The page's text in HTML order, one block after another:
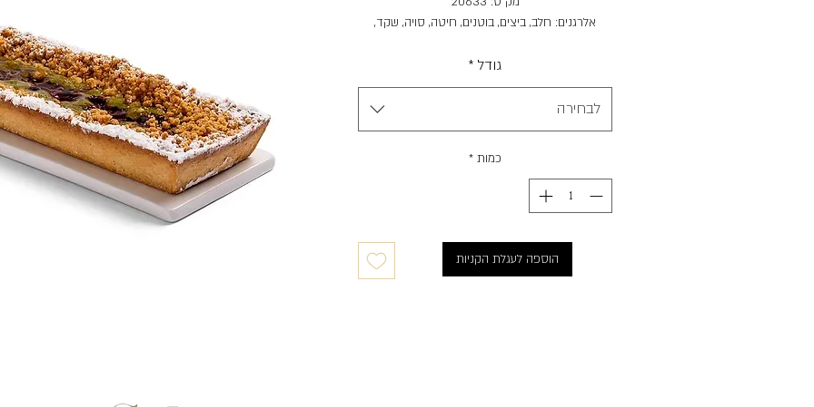
אלרגנים: חלב, ביצים, בוטנים, חיטה, סויה, שקד,
גודל *
לבחירה
כמות *
הוספה לעגלת הקניות